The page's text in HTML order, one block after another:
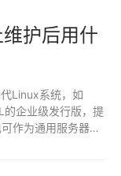
护后用什
Linux系统，如
企业级发行版，提
作为通用服务器解